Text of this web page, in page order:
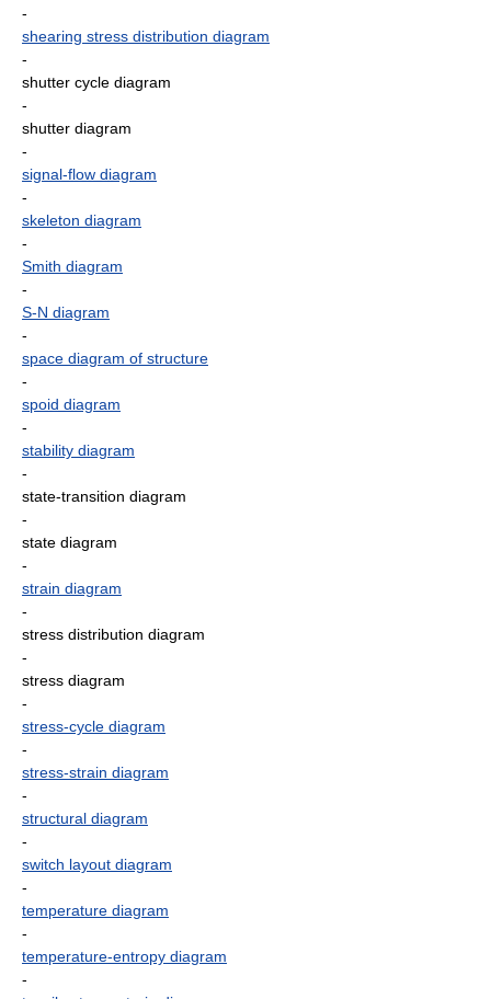
-
shearing stress distribution diagram
-
shutter cycle diagram
-
shutter diagram
-
signal-flow diagram
-
skeleton diagram
-
Smith diagram
-
S-N diagram
-
space diagram of structure
-
spoid diagram
-
stability diagram
-
state-transition diagram
-
state diagram
-
strain diagram
-
stress distribution diagram
-
stress diagram
-
stress-cycle diagram
-
stress-strain diagram
-
structural diagram
-
switch layout diagram
-
temperature diagram
-
temperature-entropy diagram
-